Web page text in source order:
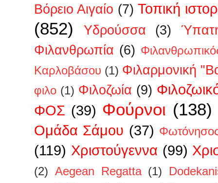
Βόρειο Αιγαίο (7) Τοπική
(852) Υδρούσσα (3)
Φιλανθρωπία (6)
Καρλοβάσου (1) Φιλαρμονική
φιλο (1) Φιλοζωία (9)
ΦΟΣ (39) Φούρνοι (138)
Ομάδα Σάμου (37)
(119) Χριστούγεννα (99)
(2) Aegean Regatta (1)